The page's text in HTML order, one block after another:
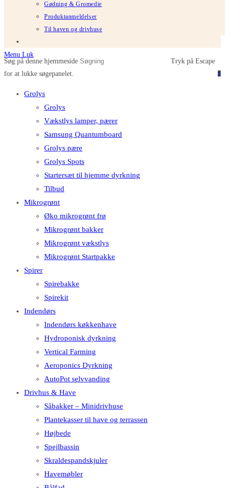
Gødning & Gromedie
Produktanmeldelser
Til haven og drivhuse
0
Menu Luk
Søg på denne hjemmeside
Tryk på Escape
for at lukke søgepanelet.
Grolys
Grolys
Vækstlys lamper, pærer
Samsung Quantumboard
Grolys pære
Grolys Spots
Startersæt til hjemme dyrkning
Tilbud
Mikrogrønt
Øko mikrogrønt frø
Mikrogrønt bakker
Mikrogrønt vækstlys
Mikrogrønt Startpakke
Spirer
Spirebakke
Spirekit
Indendørs
Indendørs køkkenhave
Hydroponisk dyrkning
Vertical Farming
Aeroponics Dyrkning
AutoPot selvvanding
Drivhus & Have
Såbakker – Minidrivhuse
Plantekasser til have og terrassen
Højbede
Spejlbassin
Skraldespandskjuler
Havemøbler